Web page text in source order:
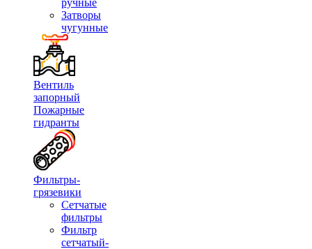
ручные
Затворы
чугунные
Вентиль
запорный
Пожарные
гидранты
Фильтры-
грязевики
Сетчатые
фильтры
Фильтр
сетчатый-